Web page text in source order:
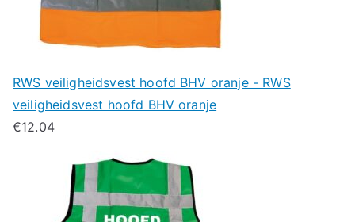
RWS veiligheidsvest hoofd BHV oranje - RWS
veiligheidsvest hoofd BHV oranje
€12.04